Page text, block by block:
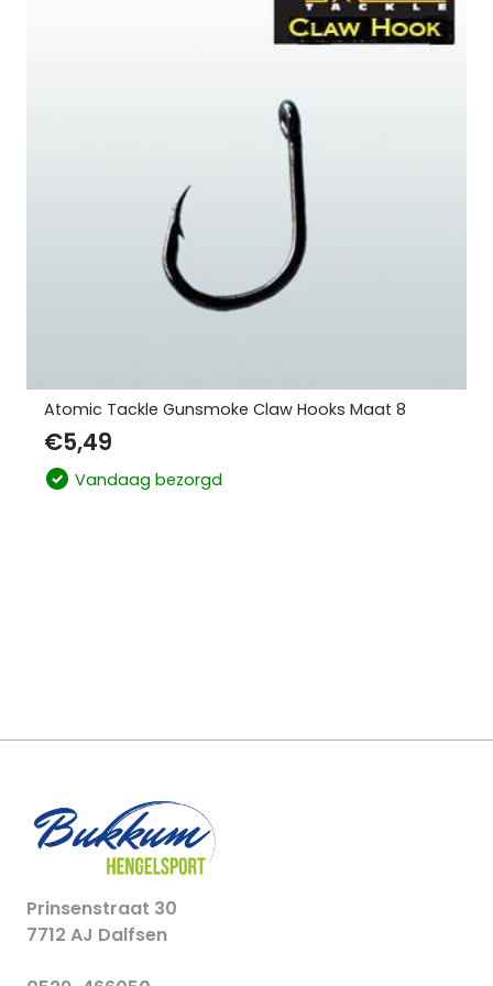
Atomic Tackle Gunsmoke Claw Hooks Maat 8
€5,49
Vandaag bezorgd
Prinsenstraat 30
7712 AJ Dalfsen